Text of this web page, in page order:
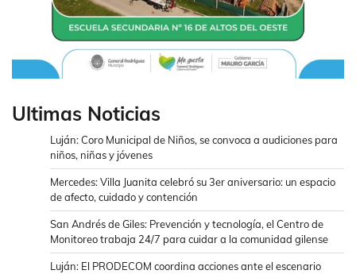
Ultimas Noticias
Luján: Coro Municipal de Niños, se convoca a audiciones para
niños, niñas y jóvenes
Mercedes: Villa Juanita celebró su 3er aniversario: un espacio
de afecto, cuidado y contención
San Andrés de Giles: Prevención y tecnología, el Centro de
Monitoreo trabaja 24/7 para cuidar a la comunidad gilense
Luján: El PRODECOM coordina acciones ante el escenario